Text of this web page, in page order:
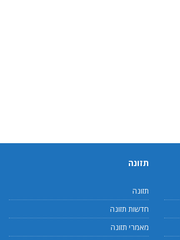
תזונה
תזונה
חדשות תזונה
מאמרי תזונה